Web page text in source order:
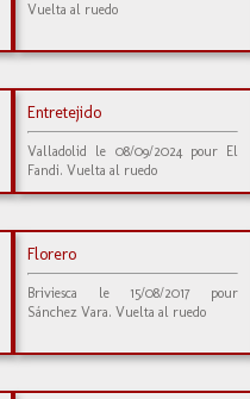
Vuelta al ruedo
Entretejido
Valladolid le 08/09/2024 pour El
Fandi. Vuelta al ruedo
Florero
Briviesca le 15/08/2017 pour
Sánchez Vara. Vuelta al ruedo